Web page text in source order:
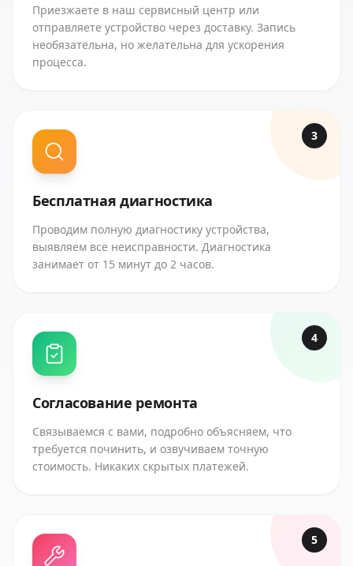
Приезжаете в наш сервисный центр или
отправляете устройство через доставку. Запись
необязательна, но желательна для ускорения
процесса.
3
Бесплатная диагностика
Проводим полную диагностику устройства,
выявляем все неисправности. Диагностика
занимает от 15 минут до 2 часов.
4
Согласование ремонта
Связываемся с вами, подробно объясняем, что
требуется починить, и озвучиваем точную
стоимость. Никаких скрытых платежей.
5